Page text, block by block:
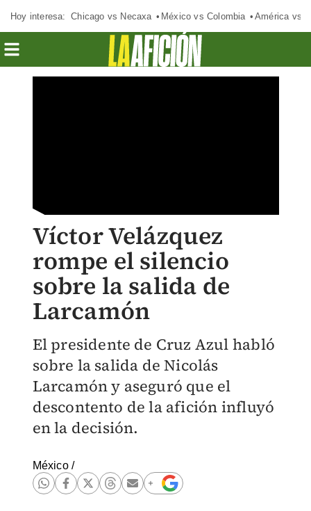
Hoy interesa: Chicago vs Necaxa México vs Colombia América vs
Víctor Velázquez
rompe el silencio
sobre la salida de
Larcamón
El presidente de Cruz Azul habló
sobre la salida de Nicolás
Larcamón y aseguró que el
descontento de la afición influyó
en la decisión.
México/